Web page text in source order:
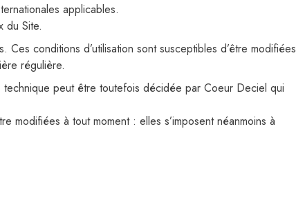
applicables.
du Site.
conditions d’utilisation sont susceptibles d’être modifiées
régulière.
technique peut être toutefois décidée par Coeur Deciel qui
à tout moment : elles s’imposent néanmoins à